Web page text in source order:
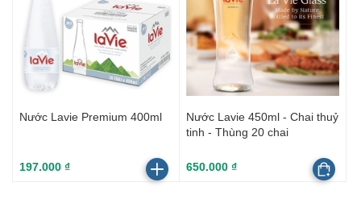
Nước Lavie Premium 400ml
197.000 ₫
Nước Lavie 450ml - Chai thuỷ
tinh - Thùng 20 chai
650.000 ₫